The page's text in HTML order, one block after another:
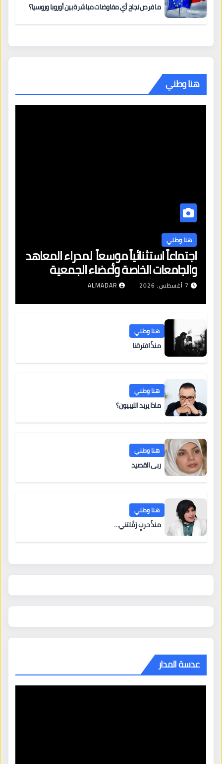
ما فرص نجاح أي مفاوضات مباشرة بين أوروبا وروسيا؟
هنا وطني
هنا وطني
اجتماعاً استثنائياً موسعاً لمدراء المعاهد
والجامعات الخاصة وأعضاء الجمعية
العمومية للنقابة العامة لمؤسسات
التعليم والتدريب الخاص في ليبيا
7 أغسطس، 2026 ALMADAR
هنا وطني
منذُ افترقنا
هنا وطني
ماذا يريد الليبيون؟
هنا وطني
ربى القصيد
هنا وطني
منذُ حربٍ رَمَّلتني…
عدسة المدار